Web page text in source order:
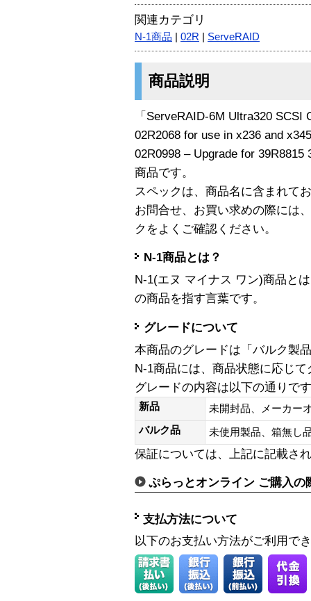
関連カテゴリ
N-1商品 02R ServeRAID
商品説明
「ServeRAID-6M Ultra320
02R2068 for use in x236 and
02R0998 – Upgrade for 39R8815
商品です。
スペックは、商品名に含まれて
お問合せ、お買い求めの際には
クをよくご確認ください。
N-1商品とは？
N-1(エヌ マイナス ワン)商品と
の商品を指す言葉です。
グレードについて
本商品のグレードは「バルク製
N-1商品には、商品状態に応じ
グレードの内容は以下の通りで
新品
未開封品、メーカー
バルク品
未使用製品、箱無
保証については、上記に記載さ
ぷらっとオンライン ご購入の
支払方法について
以下のお支払い方法がご利用で